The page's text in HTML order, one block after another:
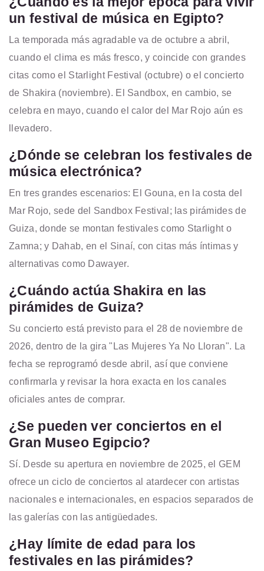
un festival de música en Egipto?
La temporada más agradable va de octubre a abril,
cuando el clima es más fresco, y coincide con grandes
citas como el Starlight Festival (octubre) o el concierto
de Shakira (noviembre). El Sandbox, en cambio, se
celebra en mayo, cuando el calor del Mar Rojo aún es
llevadero.
¿Dónde se celebran los festivales de
música electrónica?
En tres grandes escenarios: El Gouna, en la costa del
Mar Rojo, sede del Sandbox Festival; las pirámides de
Guiza, donde se montan festivales como Starlight o
Zamna; y Dahab, en el Sinaí, con citas más íntimas y
alternativas como Dawayer.
¿Cuándo actúa Shakira en las
pirámides de Guiza?
Su concierto está previsto para el 28 de noviembre de
2026, dentro de la gira "Las Mujeres Ya No Lloran". La
fecha se reprogramó desde abril, así que conviene
confirmarla y revisar la hora exacta en los canales
oficiales antes de comprar.
¿Se pueden ver conciertos en el
Gran Museo Egipcio?
Sí. Desde su apertura en noviembre de 2025, el GEM
ofrece un ciclo de conciertos al atardecer con artistas
nacionales e internacionales, en espacios separados de
las galerías con las antigüedades.
¿Hay límite de edad para los
festivales en las pirámides?